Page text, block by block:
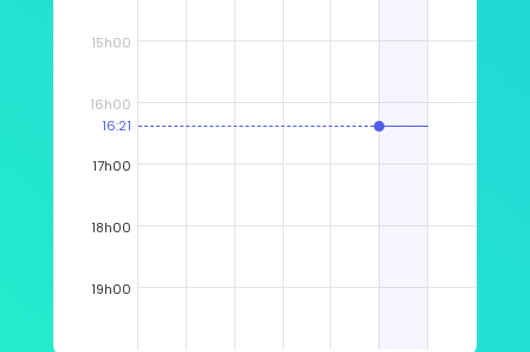
15h00
16h00
17h00
18h00
19h00
16:21